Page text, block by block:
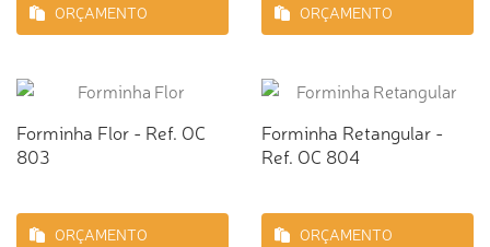
ORÇAMENTO ORÇAMENTO
Forminha Flor - Ref. OC
803
ORÇAMENTO
Forminha Retangular -
Ref. OC 804
ORÇAMENTO